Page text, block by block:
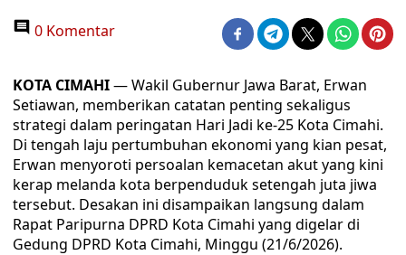
0 Komentar
KOTA CIMAHI— Wakil Gubernur Jawa Barat, Erwan
Setiawan, memberikan catatan penting sekaligus
strategi dalam peringatan Hari Jadi ke-25 Kota Cimahi.
Di tengah laju pertumbuhan ekonomi yang kian pesat,
Erwan menyoroti persoalan kemacetan akut yang kini
kerap melanda kota berpenduduk setengah juta jiwa
tersebut. Desakan ini disampaikan langsung dalam
Rapat Paripurna DPRD Kota Cimahi yang digelar di
Gedung DPRD Kota Cimahi, Minggu (21/6/2026).